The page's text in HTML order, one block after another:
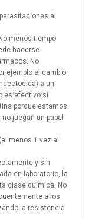
al
menos tiempo
hacerse
No
ejemplo el cambio
a un
es efectivo si
porque estamos
juegan un papel
menos 1 vez al
y sin
en laboratorio, la
clase química. No
a los
la resistencia